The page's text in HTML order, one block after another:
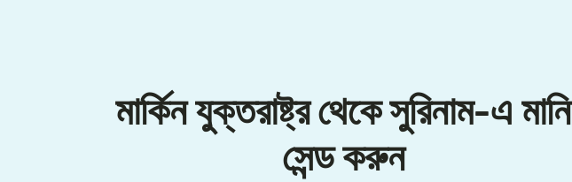
মার্কিন যুক্তরাষ্ট্র থেকে সুরিনাম-এ মানি
সেন্ড করুন